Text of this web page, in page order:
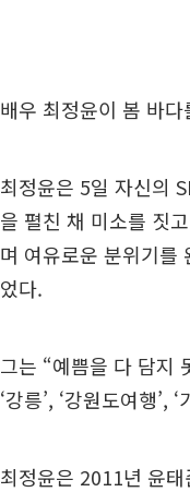
배우 최정윤이 봄 바
최정윤은 5일 자신의
을 펼친 채 미소를 짓
며 여유로운 분위기를
었다.
그는 “예쁨을 다 담지
‘강릉’, ‘강원도여행
최정윤은 2011년 윤